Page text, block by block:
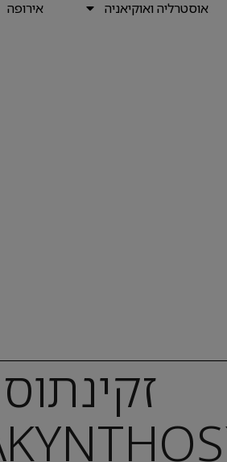
אוסטרליה ואוקיאניה אירופה
זקינתוס